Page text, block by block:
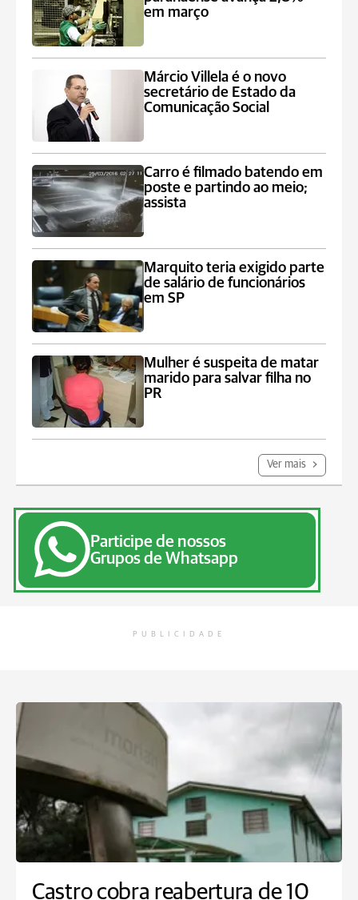
em março
Márcio Villela é o novo
secretário de Estado da
Comunicação Social
Carro é filmado batendo em
poste e partindo ao meio;
assista
Marquito teria exigido parte
de salário de funcionários
em SP
Mulher é suspeita de matar
marido para salvar filha no
PR
Ver mais
Participe de nossos
Grupos de Whatsapp
PUBLICIDADE
Castro cobra reabertura de 10